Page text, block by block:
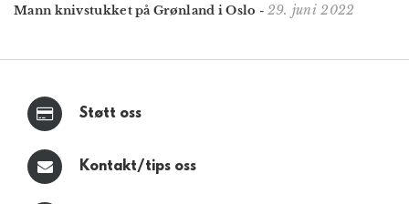
Mann knivstukket på Grønland i Oslo - 29. juni 2022
Støtt oss
Kontakt/tips oss